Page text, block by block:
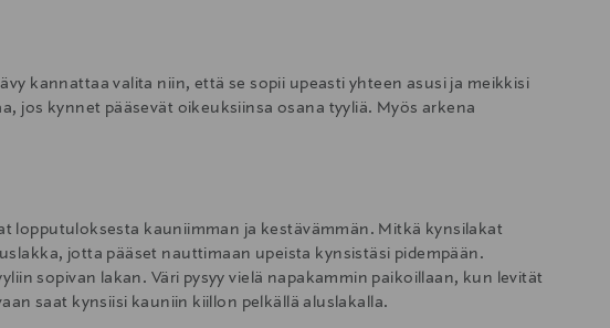
kannattaa valita niin, että se sopii upeasti yhteen asusi ja meikkisi
jos kynnet pääsevät oikeuksiinsa osana tyyliä. Myös arkena
lopputuloksesta kauniimman ja kestävämmän. Mitkä kynsilakat
jotta pääset nauttimaan upeista kynsistäsi pidempään.
sopivan lakan. Väri pysyy vielä napakammin paikoillaan, kun levität
saat kynsiisi kauniin kiillon pelkällä aluslakalla.